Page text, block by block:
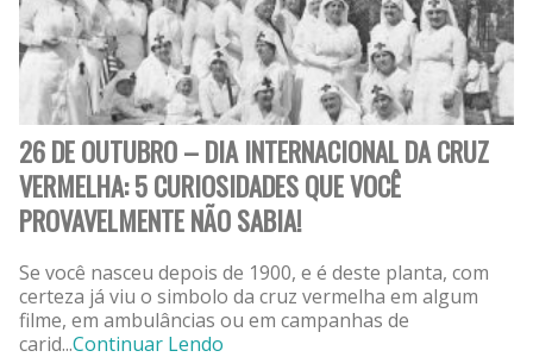
26 DE OUTUBRO – DIA INTERNACIONAL DA CRUZ
VERMELHA: 5 CURIOSIDADES QUE VOCÊ
PROVAVELMENTE NÃO SABIA!
Se você nasceu depois de 1900, e é deste planta, com
certeza já viu o simbolo da cruz vermelha em algum
filme, em ambulâncias ou em campanhas de
carid...Continuar Lendo